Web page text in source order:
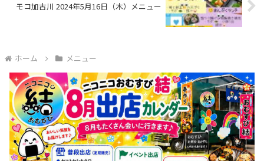
モコ加古川 2024年5月16日（木）メニュー
ホーム メニュー